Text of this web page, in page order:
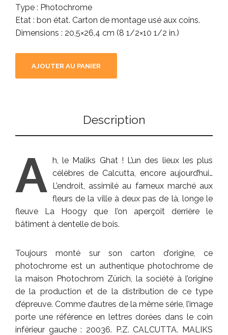
Type : Photochrome
Etat : bon état. Carton de montage usé aux coins.
Dimensions : 20,5×26,4 cm (8 1/2×10 1/2 in.)
AJOUTER AU PANIER
Description
A h, le Maliks Ghat ! L’un des lieux les plus
célèbres de Calcutta, encore aujourd’hui…
L’endroit, assimilé au fameux marché aux
fleurs de la ville à deux pas de là, longe le
fleuve La Hoogy que l’on aperçoit derrière le
bâtiment à dentelle de bois.
Toujours monté sur son carton d’origine, ce
photochrome est un authentique photochrome de
la maison Photochrom Zürich, la société à l’origine
de la production et de la distribution de ce type
d’épreuve. Comme d’autres de la même série, l’image
porte une référence en lettres dorées dans le coin
inférieur gauche : 20036. P.Z. CALCUTTA. MALIKS